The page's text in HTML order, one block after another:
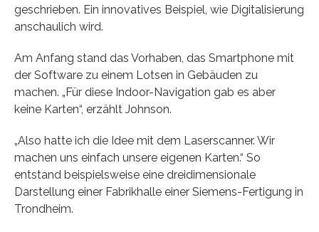
geschrieben. Ein innovatives Beispiel, wie Digitalisierung
anschaulich wird.
Am Anfang stand das Vorhaben, das Smartphone mit
der Software zu einem Lotsen in Gebäuden zu
machen. „Für diese Indoor-Navigation gab es aber
keine Karten“, erzählt Johnson.
„Also hatte ich die Idee mit dem Laserscanner. Wir
machen uns einfach unsere eigenen Karten.“ So
entstand beispielsweise eine dreidimensionale
Darstellung einer Fabrikhalle einer Siemens-Fertigung in
Trondheim.